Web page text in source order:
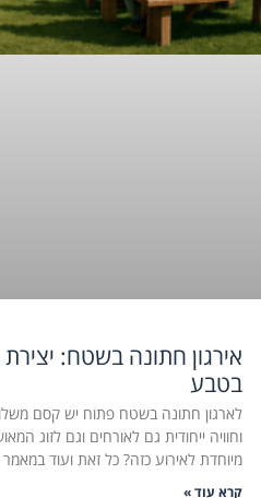
אירגון חתונה בשטח:
בטבע
לארגון חתונה בשטח פתוח יש קסם
וחוויה ייחודית גם לאורחים וגם לזוג
מיוחדת לאירוע כזה? כל זאת ועוד
קרא עוד »